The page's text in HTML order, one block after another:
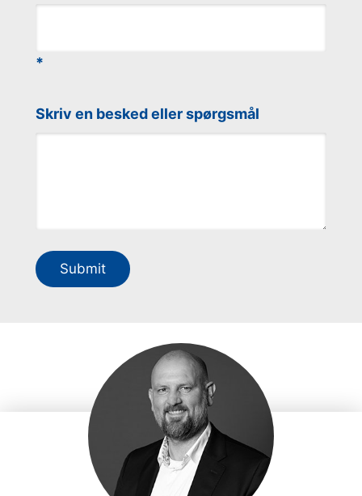
Skriv en besked eller spørgsmål